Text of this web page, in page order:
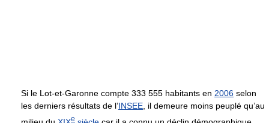
Si le Lot-et-Garonne compte 333 555 habitants en 2006 selon
les derniers résultats de l’INSEE , il demeure moins peuplé qu’au
e